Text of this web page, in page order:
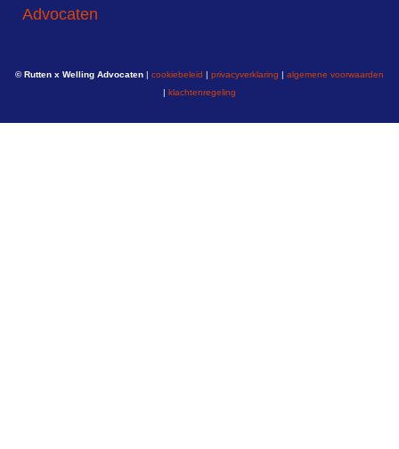
© Rutten x Welling Advocaten | cookiebeleid | privacyverklaring | algemene voorwaarden
| klachtenregeling